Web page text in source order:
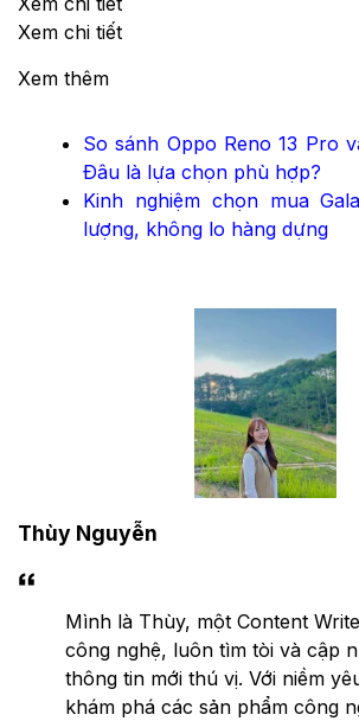
Xem chi tiết
Xem thêm
So sánh Oppo Reno 13 Pro
Đâu là lựa chọn phù hợp?
Kinh nghiệm chọn mua
lượng, không lo hàng dựng​
Thùy Nguyễn
Mình là Thùy, một Content
công nghệ, luôn tìm tòi và cập
thông tin mới thú vị. Với niềm
khám phá các sản phẩm công